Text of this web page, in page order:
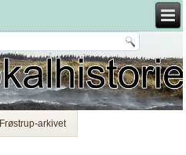
Frøstrup-arkivet